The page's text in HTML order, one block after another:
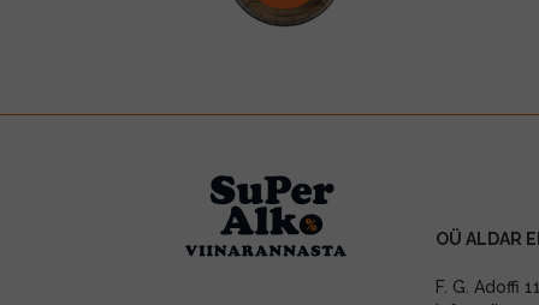
OÜ ALDAR
F. G. Adoffi